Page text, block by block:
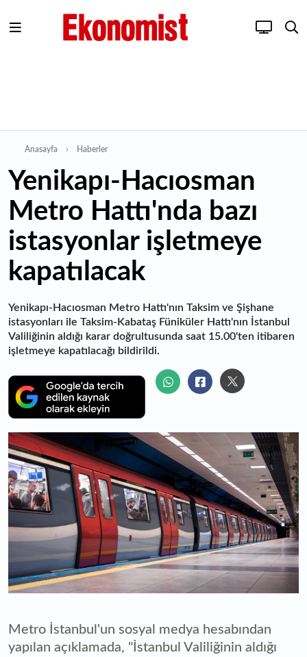
Anasayfa Haberler
Yenikapı-Hacıosman
Metro Hattı'nda bazı
istasyonlar işletmeye
kapatılacak
Yenikapı-Hacıosman Metro Hattı'nın Taksim ve Şişhane
istasyonları ile Taksim-Kabataş Füniküler Hattı'nın İstanbul
Valiliğinin aldığı karar doğrultusunda saat 15.00'ten itibaren
işletmeye kapatılacağı bildirildi.
Metro İstanbul'un sosyal medya hesabından
yapılan açıklamada, "İstanbul Valiliğinin aldığı